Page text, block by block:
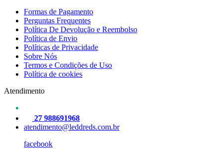
Formas de Pagamento
Perguntas Frequentes
Política De Devolução e Reembolso
Política de Envio
Políticas de Privacidade
Sobre Nós
Termos e Condições de Uso
Política de cookies
Atendimento
27 988691968
atendimento@leddreds.com.br
facebook